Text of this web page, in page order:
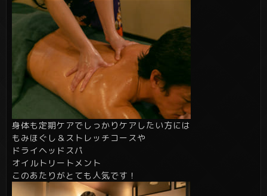
身体も定期ケアでしっかりケアしたい方には
もみほぐし＆ストレッチコースや
ドライヘッドスパ
オイルトリートメント
このあたりがとても人気です！